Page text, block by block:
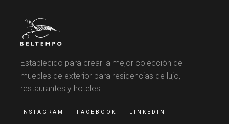
Establecido para crear la mejor colección de
muebles de exterior para residencias de lujo,
restaurantes y hoteles.
INSTAGRAM FACEBOOK LINKEDIN